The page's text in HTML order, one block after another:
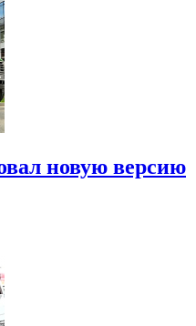
новую версию